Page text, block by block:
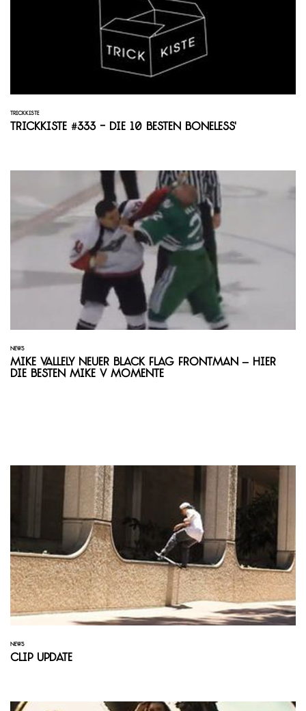
TRICKKISTE
Trickkiste #333 - Die 10 besten Boneless'
NEWS
Mike Vallely neuer Black Flag Frontman – Hier
die besten Mike V Momente
NEWS
Clip Update